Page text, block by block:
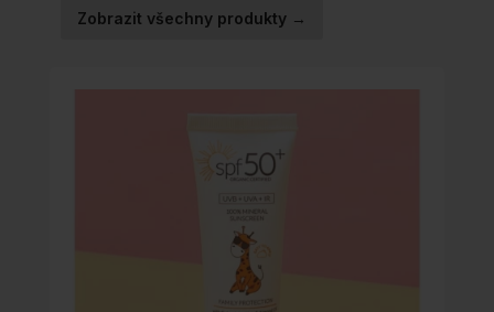
VYBRAT
Zobrazit všechny produkty →